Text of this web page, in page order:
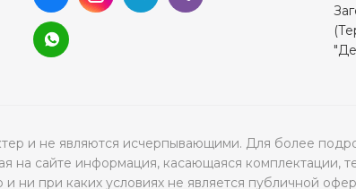
и не являются исчерпывающими. Для более
на сайте информация, касающаяся комплектации,
ни при каких условиях не является публичной